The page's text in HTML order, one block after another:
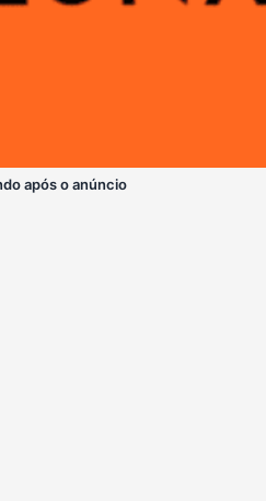
após o anúncio